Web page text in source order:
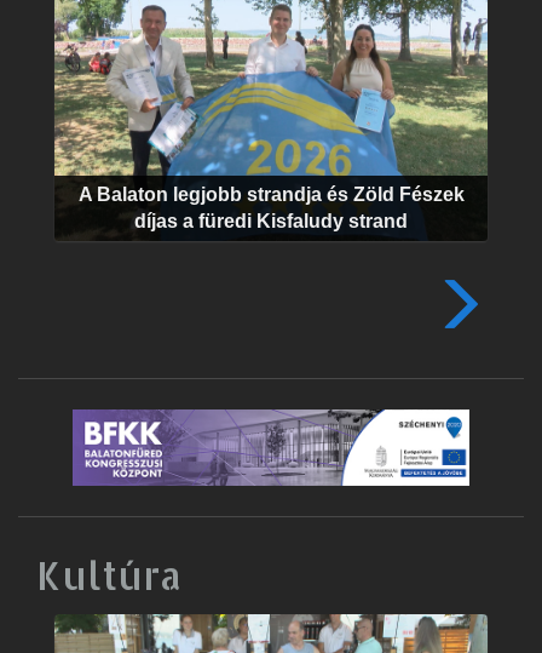
A Balaton legjobb strandja és Zöld Fészek
díjas a füredi Kisfaludy strand
Kultúra